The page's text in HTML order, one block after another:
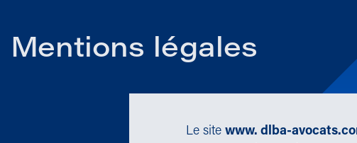
Mentions légales
Le site www. dlba-